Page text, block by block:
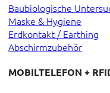
Baubiologische
Maske & Hygiene
Erdkontakt / Earthing
Abschirmzubehör
MOBILTELEFON +